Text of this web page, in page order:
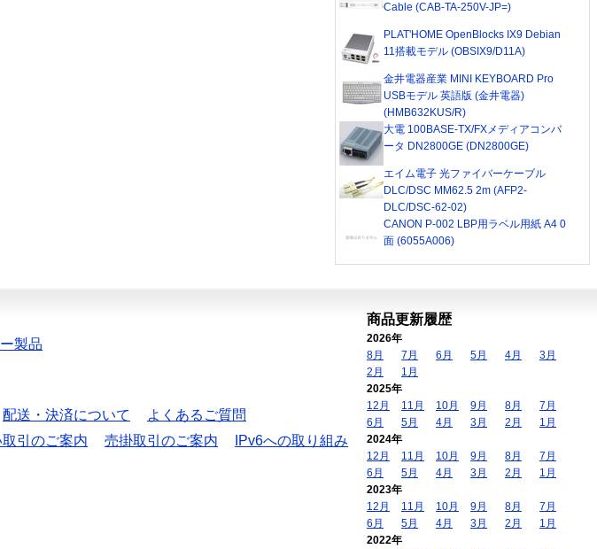
Cable (CAB-TA-250V-JP=)
PLAT'HOME OpenBlocks IX9 Debian
11搭載モデル (OBSIX9/D11A)
金井電器産業 MINI KEYBOARD Pro
USBモデル 英語版 (金井電器)
(HMB632KUS/R)
大電 100BASE-TX/FXメディアコンバ
ータ DN2800GE (DN2800GE)
エイム電子 光ファイバーケーブル
DLC/DSC MM62.5 2m (AFP2-
DLC/DSC-62-02)
CANON P-002 LBP用ラベル用紙 A4 0
面 (6055A006)
製品
配送・決済について
よくあるご質問
引のご案内 売掛取引のご案内
IPv6への取り組み
商品更新履歴
2026年
8月
7月 6月 5月 4月
3月
2月
1月
2025年
12月
11月 10月 9月 8月
7月
6月
5月 4月 3月 2月
1月
2024年
12月
11月 10月 9月 8月
7月
6月
5月 4月 3月 2月
1月
2023年
12月
11月 10月 9月 8月
7月
6月
5月 4月 3月 2月
1月
2022年